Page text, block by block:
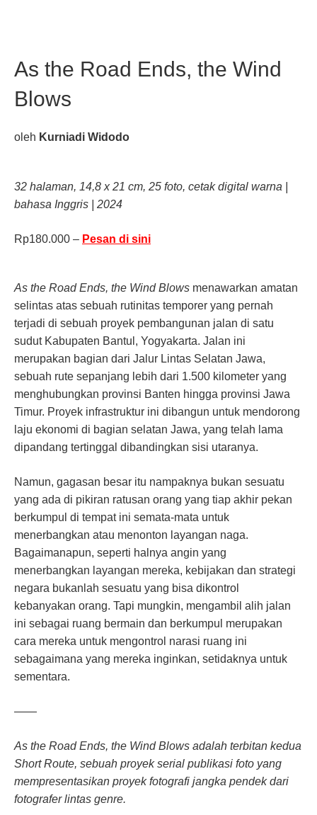
As the Road Ends, the Wind
Blows
oleh Kurniadi Widodo
32 halaman, 14,8 x 21 cm, 25 foto, cetak digital warna |
bahasa Inggris | 2024
Rp180.000 – Pesan di sini
As the Road Ends, the Wind Blows menawarkan amatan
selintas atas sebuah rutinitas temporer yang pernah
terjadi di sebuah proyek pembangunan jalan di satu
sudut Kabupaten Bantul, Yogyakarta. Jalan ini
merupakan bagian dari Jalur Lintas Selatan Jawa,
sebuah rute sepanjang lebih dari 1.500 kilometer yang
menghubungkan provinsi Banten hingga provinsi Jawa
Timur. Proyek infrastruktur ini dibangun untuk mendorong
laju ekonomi di bagian selatan Jawa, yang telah lama
dipandang tertinggal dibandingkan sisi utaranya.
Namun, gagasan besar itu nampaknya bukan sesuatu
yang ada di pikiran ratusan orang yang tiap akhir pekan
berkumpul di tempat ini semata-mata untuk
menerbangkan atau menonton layangan naga.
Bagaimanapun, seperti halnya angin yang
menerbangkan layangan mereka, kebijakan dan strategi
negara bukanlah sesuatu yang bisa dikontrol
kebanyakan orang. Tapi mungkin, mengambil alih jalan
ini sebagai ruang bermain dan berkumpul merupakan
cara mereka untuk mengontrol narasi ruang ini
sebagaimana yang mereka inginkan, setidaknya untuk
sementara.
——
As the Road Ends, the Wind Blows adalah terbitan kedua
Short Route, sebuah proyek serial publikasi foto yang
mempresentasikan proyek fotografi jangka pendek dari
fotografer lintas genre.